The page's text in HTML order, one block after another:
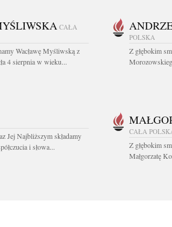
CAŁA
Wacławę Myśliwską z
4 sierpnia w wieku...
POLSKA
Z głębokim
Jej Najbliższym składamy
i słowa...
CAŁA
Z głębokim
Małgorzatę